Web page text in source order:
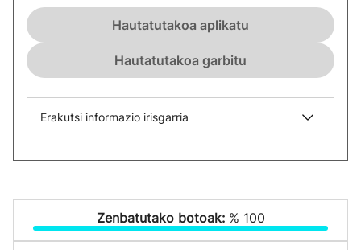
Hautatutakoa aplikatu
Hautatutakoa garbitu
Erakutsi informazio irisgarria
Zenbatutako botoak: % 100